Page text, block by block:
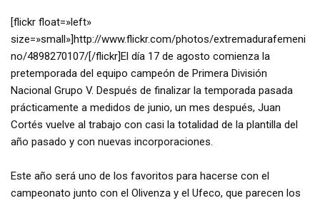
[flickr float=»left»
size=»small»]http://www.flickr.com/photos/extremadurafemeni
no/4898270107/[/flickr]El día 17 de agosto comienza la
pretemporada del equipo campeón de Primera División
Nacional Grupo V. Después de finalizar la temporada pasada
prácticamente a medidos de junio, un mes después, Juan
Cortés vuelve al trabajo con casi la totalidad de la plantilla del
año pasado y con nuevas incorporaciones.
Este año será uno de los favoritos para hacerse con el
campeonato junto con el Olivenza y el Ufeco, que parecen los